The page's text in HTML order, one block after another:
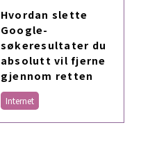
Hvordan slette
Google-
søkeresultater du
absolutt vil fjerne
gjennom retten
Internet